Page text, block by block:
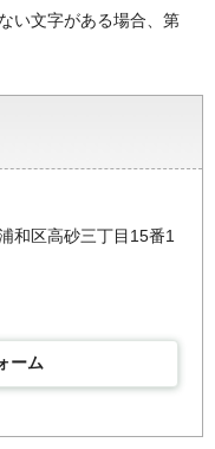
い文字がある場合、第
和区高砂三丁目15番1
ーム